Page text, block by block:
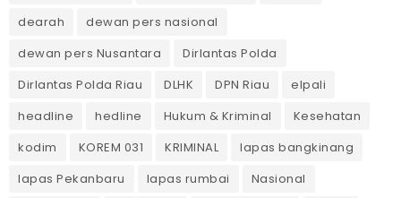
dearah
dewan pers nasional
dewan pers Nusantara
Dirlantas Polda
Dirlantas Polda Riau
DLHK DPN Riau
elpali
headline
hedline Hukum & Kriminal
Kesehatan
kodim
KOREM 031 KRIMINAL
lapas bangkinang
lapas Pekanbaru
lapas rumbai Nasional